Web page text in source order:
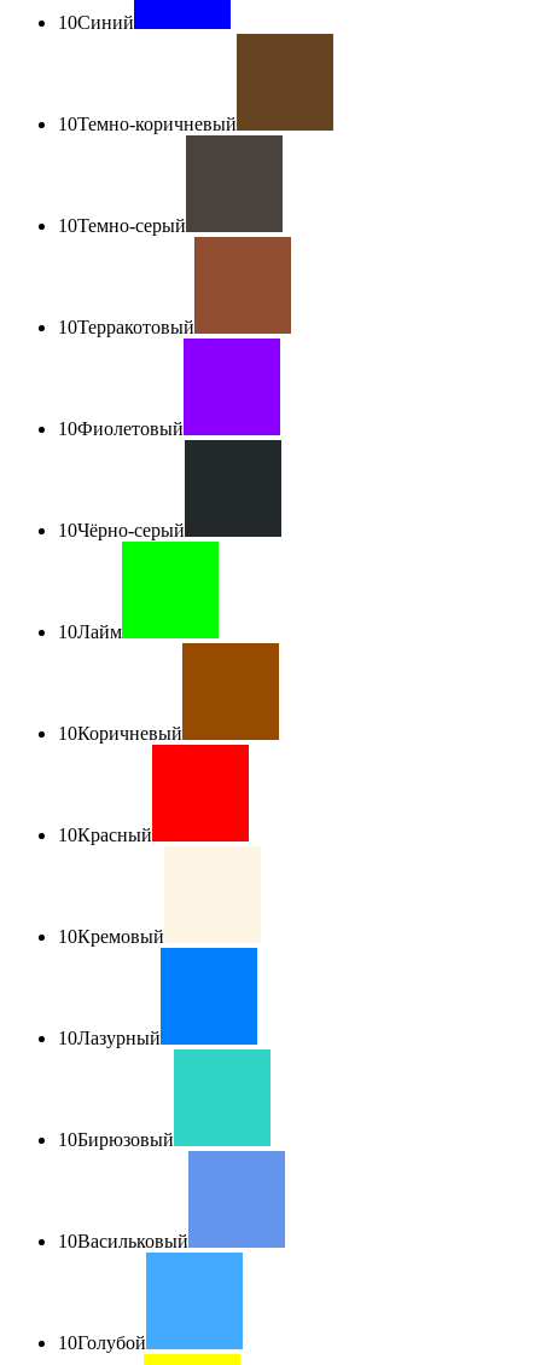
10Синий
10Темно-коричневый
10Темно-серый
10Терракотовый
10Фиолетовый
10Чёрно-серый
10Лайм
10Коричневый
10Красный
10Кремовый
10Лазурный
10Бирюзовый
10Васильковый
10Голубой